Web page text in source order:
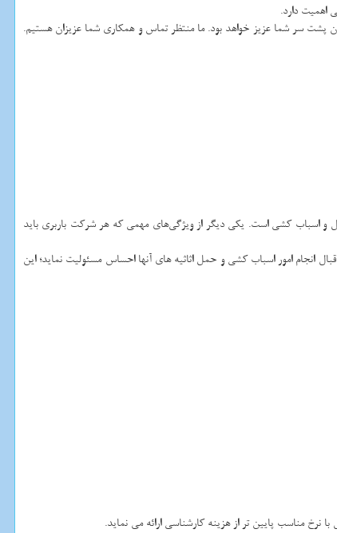
اهمیت دارد.
پشت سر شما عزیز خواهد بود. ما منتظر تماس و همکاری شما عزیزان هستیم.
و اسباب کشی است. یکی دیگر از ویژگی‌های مهمی که هر شرکت باربری باید
انجام امور اسباب کشی و حمل اثاثیه های آنها احساس مسئولیت نماید؛ این
مناسب پایین تر از هزینه کارشناسی ارائه می نماید.